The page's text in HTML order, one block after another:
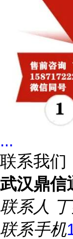
...
联系我们
武汉鼎信
联系人
联系手机